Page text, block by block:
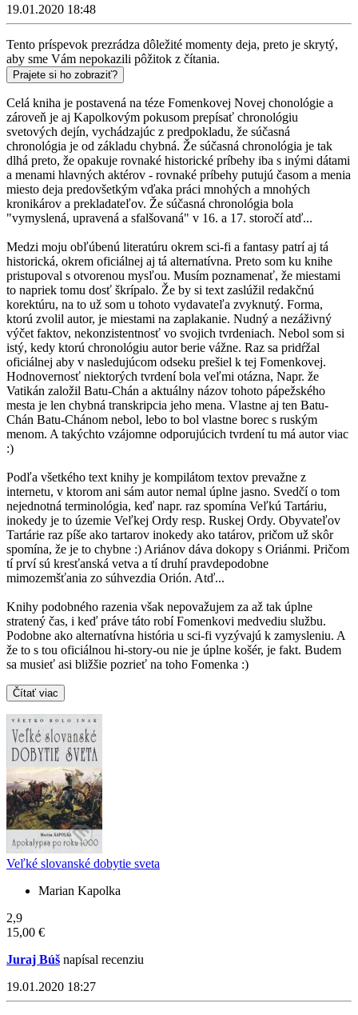
19.01.2020 18:48
Tento príspevok prezrádza dôležité momenty deja, preto je skrytý,
aby sme Vám nepokazili pôžitok z čítania.
Prajete si ho zobraziť?
Celá kniha je postavená na téze Fomenkovej Novej chonológie a
zároveň je aj Kapolkovým pokusom prepísať chronológiu
svetových dejín, vychádzajúc z predpokladu, že súčasná
chronológia je od základu chybná. Že súčasná chronológia je tak
dlhá preto, že opakuje rovnaké historické príbehy iba s inými dátami
a menami hlavných aktérov - rovnaké príbehy putujú časom a menia
miesto deja predovšetkým vďaka práci mnohých a mnohých
kronikárov a prekladateľov. Že súčasná chronológia bola
"vymyslená, upravená a sfalšovaná" v 16. a 17. storočí atď...
Medzi moju obľúbenú literatúru okrem sci-fi a fantasy patrí aj tá
historická, okrem oficiálnej aj tá alternatívna. Preto som ku knihe
pristupoval s otvorenou mysľou. Musím poznamenať, že miestami
to napriek tomu dosť škrípalo. Že by si text zaslúžil redakčnú
korektúru, na to už som u tohoto vydavateľa zvyknutý. Forma,
ktorú zvolil autor, je miestami na zaplakanie. Nudný a nezáživný
výčet faktov, nekonzistentnosť vo svojich tvrdeniach. Nebol som si
istý, kedy ktorú chronológiu autor berie vážne. Raz sa pridŕžal
oficiálnej aby v nasledujúcom odseku prešiel k tej Fomenkovej.
Hodnovernosť niektorých tvrdení bola veľmi otázna, Napr. že
Vatikán založil Batu-Chán a aktuálny názov tohoto pápežského
mesta je len chybná transkripcia jeho mena. Vlastne aj ten Batu-
Chán Batu-Chánom nebol, lebo to bol vlastne borec s ruským
menom. A takýchto vzájomne odporujúcich tvrdení tu má autor viac
:)
Podľa všetkého text knihy je kompilátom textov prevažne z
internetu, v ktorom ani sám autor nemal úplne jasno. Svedčí o tom
nejednotná terminológia, keď napr. raz spomína Veľkú Tartáriu,
inokedy je to územie Veľkej Ordy resp. Ruskej Ordy. Obyvateľov
Tartárie raz píše ako tartarov inokedy ako tatárov, pričom už skôr
spomína, že je to chybne :) Ariánov dáva dokopy s Oriánmi. Pričom
tí prví sú kresťanská vetva a tí druhí pravdepodobne
mimozemšťania zo súhvezdia Orión. Atď...
Knihy podobného razenia však nepovažujem za až tak úplne
stratený čas, i keď práve táto robí Fomenkovi medvediu službu.
Podobne ako alternatívna história u sci-fi vyzývajú k zamysleniu. A
že to s tou oficiálnou hi-story-ou nie je úplne košér, je fakt. Budem
sa musieť asi bližšie pozrieť na toho Fomenka :)
Čítať viac
Veľké slovanské dobytie sveta
Marian Kapolka
2,9
15,00 €
Juraj Búš napísal recenziu
19.01.2020 18:27